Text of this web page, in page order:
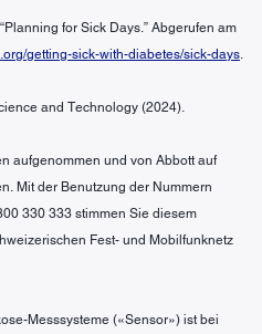
for Sick Days.” Abgerufen am
getting-sick-with-diabetes/sick-days
and Technology (2024).
aufgenommen und von Abbott auf
Mit der Benutzung der Nummern
330 333 stimmen Sie diesem
Fest- und Mobilfunknetz
Messsysteme («Sensor») ist bei